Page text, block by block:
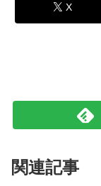
X
関連記事